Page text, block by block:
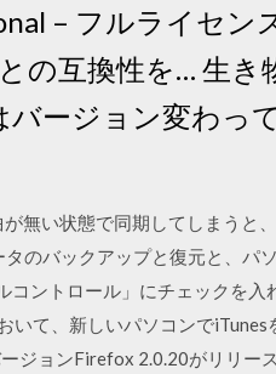
– フルライセン
の互換性を… 生き
ージョン変わっ
無い状態で同期してしまうと
のバックアップと復元と、パ
ントロール」にチェックを入
て、新しいパソコンでiTunes
ジョンFirefox 2.0.20がリリー